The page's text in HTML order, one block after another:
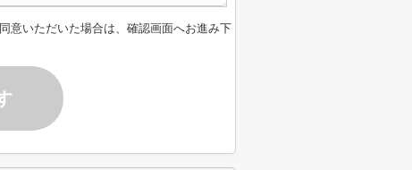
意いただいた場合は、確認画面へお進み下